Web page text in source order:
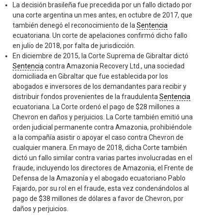
La decisión brasileña fue precedida por un fallo dictado por
una corte argentina un mes antes, en octubre de 2017, que
también denegó el reconocimiento de laSentencia
ecuatoriana. Un corte de apelaciones confirmó dicho fallo
en julio de 2018, por falta de jurisdicción.
En diciembre de 2015, la Corte Suprema de Gibraltar dictó
Sentencia contra Amazonia Recovery Ltd., una sociedad
domiciliada en Gibraltar que fue establecida por los
abogados e inversores de los demandantes para recibir y
distribuir fondos provenientes de la fraudulentaSentencia
ecuatoriana. La Corte ordenó el pago de $28 millones a
Chevron en daños y perjuicios. La Corte también emitió una
orden judicial permanente contra Amazonia, prohibiéndole
a la compañía asistir o apoyar el caso contra Chevron de
cualquier manera. En mayo de 2018, dicha Corte también
dictó un fallo similar contra varias partes involucradas en el
fraude, incluyendo los directores de Amazonia, el Frente de
Defensa de la Amazonía y el abogado ecuatoriano Pablo
Fajardo, por su rol en el fraude, esta vez condenándolos al
pago de $38 millones de dólares a favor de Chevron, por
daños y perjuicios.